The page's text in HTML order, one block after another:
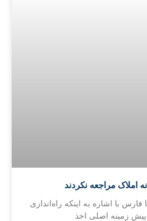
با اشاره به اینکه راه‌اندازی
زمینه اصلی اخذ